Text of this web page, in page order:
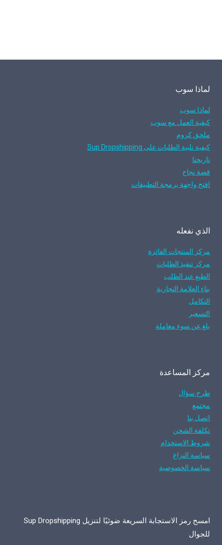
لماذا سوب
لماذا سوب
كيفية العمل مع سوب
ملحق كروم
كيفية تلبية الطلبات على Sup Dropshipping
تاريخنا
قصة نجاح
افتح واجهة برمجة التطبيقات
الذي نفعله
مركز المنتجات الفائزة
مركز تنفيذ الطلبات
الطبع عند الطلب
بناء العلامة التجارية
التكامل
التسعير
بلغ عن سوء معاملة
مركز المساعدة
طرح سؤال
مجتمع
اتصل بنا
تكلفة الشحن
شروط الاستخدام
سياسة النزاع
سياسة الخصوصية
امسح رمز الاستجابة السريعة ضوئيًا لتنزيل Sup Dropshipping
للجوال